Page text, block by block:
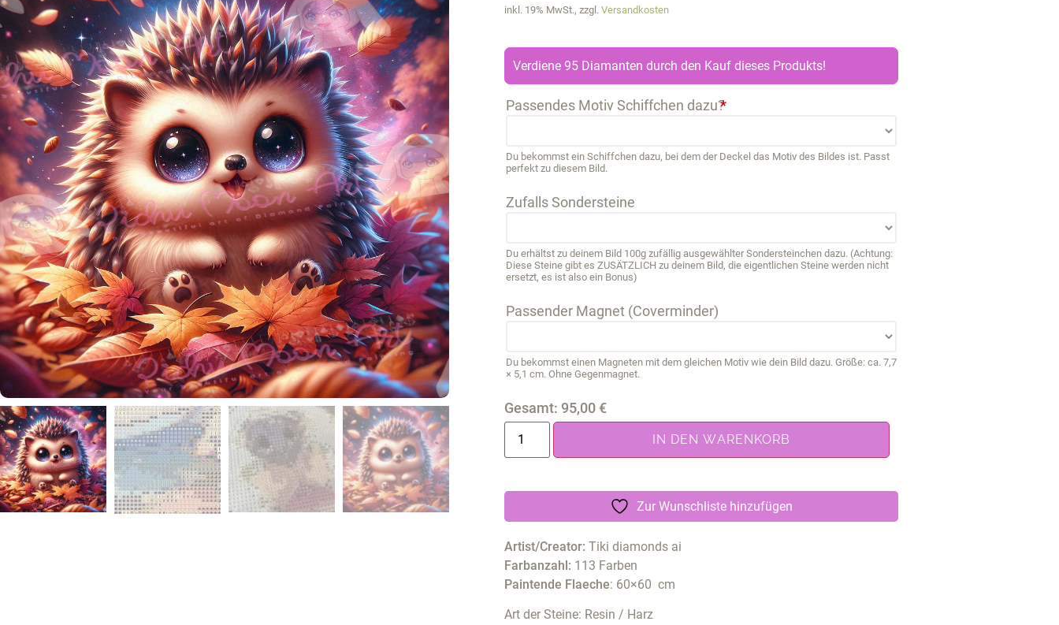
inkl. 19% MwSt., zzgl. Versandkosten
Verdiene 95 Diamanten durch den Kauf dieses Produkts!
Passendes Motiv Schiffchen dazu?*
Du bekommst ein Schiffchen dazu, bei dem der Deckel das Motiv des Bildes ist. Passt
perfekt zu diesem Bild.
Zufalls Sondersteine
Du erhältst zu deinem Bild 100g zufällig ausgewählter Sondersteinchen dazu. (Achtung:
Diese Steine gibt es ZUSÄTZLICH zu deinem Bild, die eigentlichen Steine werden nicht
ersetzt, es ist also ein Bonus)
Passender Magnet (Coverminder)
Du bekommst einen Magneten mit dem gleichen Motiv wie dein Bild dazu. Größe: ca. 7,7
× 5,1 cm. Ohne Gegenmagnet.
Gesamt: 95,00 €
IN DEN WARENKORB
Zur Wunschliste hinzufügen
Artist/Creator: Tiki diamonds ai
Farbanzahl: 113 Farben
Paintende Flaeche: 60×60 cm
Art der Steine: Resin / Harz